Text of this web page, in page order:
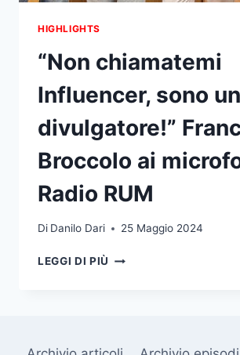
HIGHLIGHTS
“Non chiamatemi
Influencer, sono
divulgatore!”
Broccolo ai
Radio RUM
Di Danilo Dari 25 Maggio 2024
LEGGI DI PIÙ “NON